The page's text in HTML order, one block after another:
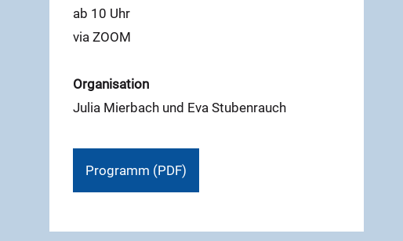
ab 10 Uhr
via ZOOM
Organisation
Julia Mierbach und Eva Stubenrauch
Programm (PDF)